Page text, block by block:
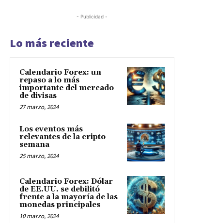
- Publicidad -
Lo más reciente
Calendario Forex: un
repaso a lo más
importante del mercado
de divisas
27 marzo, 2024
Los eventos más
relevantes de la cripto
semana
25 marzo, 2024
Calendario Forex: Dólar
de EE.UU. se debilitó
frente a la mayoría de las
monedas principales
10 marzo, 2024